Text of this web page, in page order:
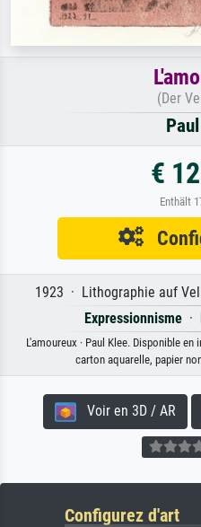
(Der
€
Enthält
1923 · Lithographie auf
Expressionnisme ·
L'amoureux · Paul Klee. Disponible
carton aquarelle, papier
Voir en 3D / AR
Configurez d'art